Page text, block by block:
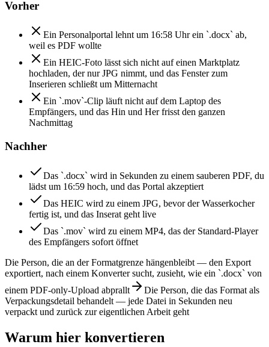
Vorher
Ein Personalportal lehnt um 16:58 Uhr ein `.docx` ab,
weil es PDF wollte
Ein HEIC-Foto lässt sich nicht auf einen Marktplatz
hochladen, der nur JPG nimmt, und das Fenster zum
Inserieren schließt um Mitternacht
Ein `.mov`-Clip läuft nicht auf dem Laptop des
Empfängers, und das Hin und Her frisst den ganzen
Nachmittag
Nachher
Das `.docx` wird in Sekunden zu einem sauberen PDF, du
lädst um 16:59 hoch, und das Portal akzeptiert
Das HEIC wird zu einem JPG, bevor der Wasserkocher
fertig ist, und das Inserat geht live
Das `.mov` wird zu einem MP4, das der Standard-Player
des Empfängers sofort öffnet
Die Person, die an der Formatgrenze hängenbleibt — den Export
exportiert, nach einem Konverter sucht, zusieht, wie ein `.docx` von
einem PDF-only-Upload abprallt
Die Person, die das Format als
Verpackungsdetail behandelt — jede Datei in Sekunden neu
verpackt und zurück zur eigentlichen Arbeit geht
Warum hier konvertieren